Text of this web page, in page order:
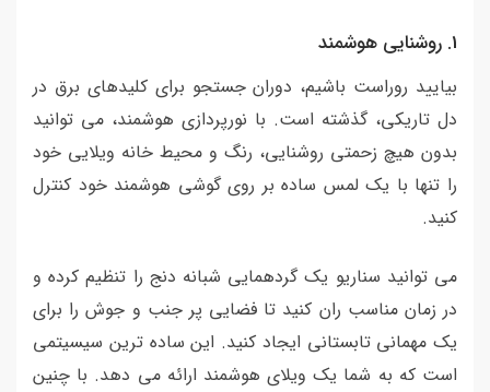
1. روشنایی هوشمند
بیایید روراست باشیم، دوران جستجو برای کلیدهای برق در
دل تاریکی، گذشته است. با نورپردازی هوشمند، می توانید
بدون هیچ زحمتی روشنایی، رنگ و محیط خانه ویلایی خود
را تنها با یک لمس ساده بر روی گوشی هوشمند خود کنترل
کنید.
می توانید سناریو یک گردهمایی شبانه دنج را تنظیم کرده و
در زمان مناسب ران کنید تا فضایی پر جنب و جوش را برای
یک مهمانی تابستانی ایجاد کنید. این ساده ترین سیسیتمی
است که به شما یک ویلای هوشمند ارائه می دهد. با چنین